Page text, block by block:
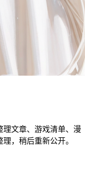
文章、游戏清单、漫
，稍后重新公开。